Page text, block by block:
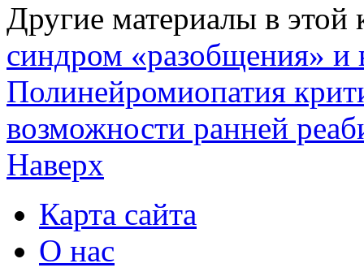
Другие материалы в этой
синдром «разобщения»
Полинейромиопатия
возможности ранней
Наверх
Карта сайта
О нас